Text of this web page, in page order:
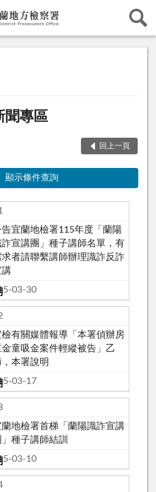
聞專區
回上一頁
顯示條件查詢
告宜蘭地檢署115年度「蘭陽
詐宣講團」種子講師名單，有
求者請聯繫講師辦理識詐反詐
講
03-30
檢有關媒體報導「本署偵辦房
金童吸金案件輕縱被告」乙
，本署說明
03-17
蘭地檢署首梯「蘭陽識詐宣講
」種子講師結訓
03-10